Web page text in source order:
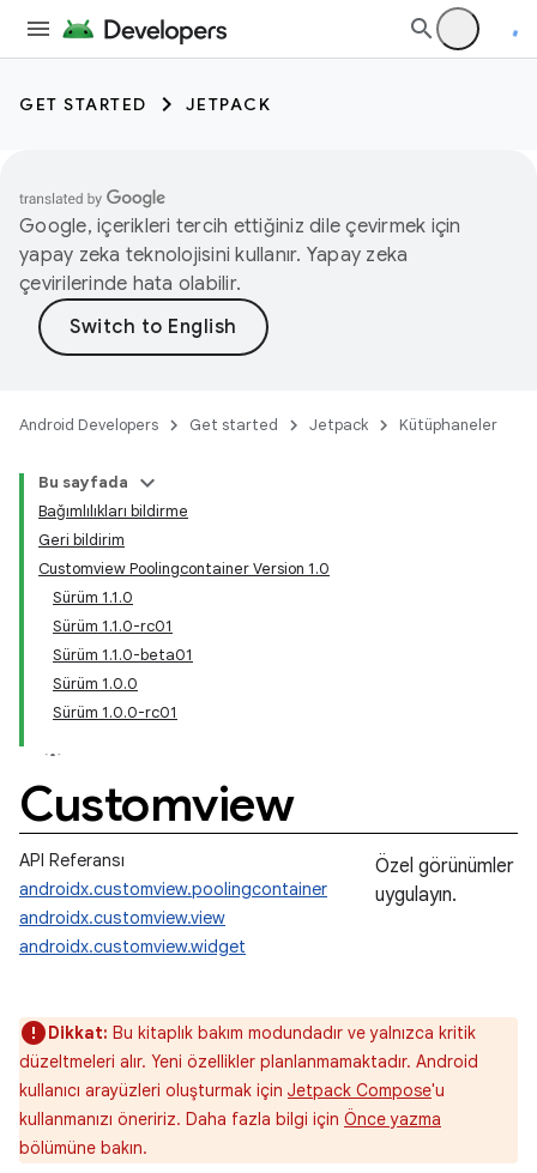
GET STARTED JETPACK
Google, içerikleri tercih ettiğiniz dile çevirmek için
yapay zeka teknolojisini kullanır. Yapay zeka
çevirilerinde hata olabilir.
Android Developers Get started Jetpack Kütüphaneler
Bu sayfada
Bağımlılıkları bildirme
Geri bildirim
Customview Poolingcontainer Version 1.0
Sürüm 1.1.0
Sürüm 1.1.0-rc01
Sürüm 1.1.0-beta01
Sürüm 1.0.0
Sürüm 1.0.0-rc01
Customview
API Referansı
androidx.customview.poolingcontainer
androidx.customview.view
androidx.customview.widget
Özel görünümler
uygulayın.
Dikkat: Bu kitaplık bakım modundadır ve yalnızca kritik
düzeltmeleri alır. Yeni özellikler planlanmamaktadır. Android
kullanıcı arayüzleri oluşturmak için Jetpack Compose'u
kullanmanızı öneririz. Daha fazla bilgi için Önce yazma
bölümüne bakın.